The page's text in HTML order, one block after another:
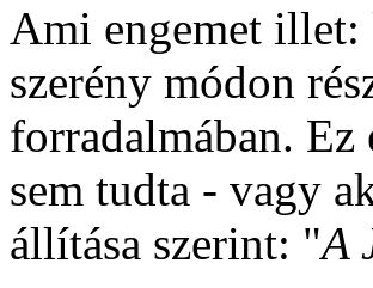
Ami engemet illet:
szerény módon
forradalmában.
sem tudta - vagy
állítása szerint: "A